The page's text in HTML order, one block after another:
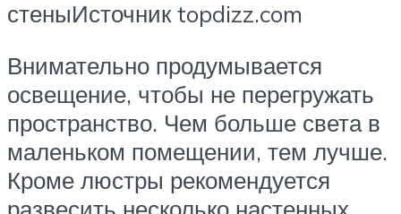
стеныИсточник topdizz.com
Внимательно продумывается
освещение, чтобы не перегружать
пространство. Чем больше света в
маленьком помещении, тем лучше.
Кроме люстры рекомендуется